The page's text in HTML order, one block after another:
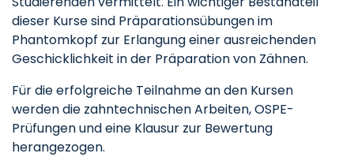
dieser Kurse sind Präparationsübungen im
Phantomkopf zur Erlangung einer ausreichenden
Geschicklichkeit in der Präparation von Zähnen.
Für die erfolgreiche Teilnahme an den Kursen
werden die zahntechnischen Arbeiten, OSPE-
Prüfungen und eine Klausur zur Bewertung
herangezogen.